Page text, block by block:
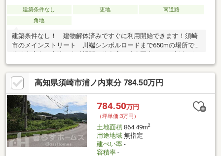
建築条件なし 更地
南道路
角地
建築条件なし！ 建物解体済みですぐに利用開始できます！須崎
市のメインストリート 川端シンボルロードまで650mの場所で須
崎総合庁舎、病院、金融機関や飲食店が徒歩圏内にある生活に便
利な場所です。須崎市立図書館まで75m、フジ須崎店まで700mの
場所です。
高知県須崎市浦ノ内東分 784.50万円
784.50万円
（坪単価:3万円）
土地面積864.49m2
用途地域無指定
建ぺい率-
容積率-